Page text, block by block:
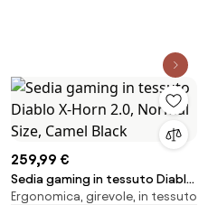
259,99 €
Sedia gaming in tessuto Diablo
X-Horn 2.0, Normal Size, Camel
Ergonomica, girevole, in tessuto